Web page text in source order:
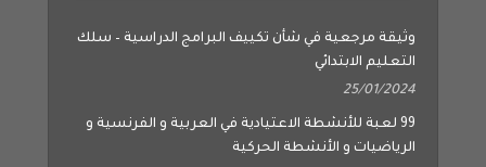
وثيقة مرجعية في شأن تكييف البرامج الدراسية – سلك
التعليم الابتدائي
25/01/2024
99 لعبة للأنشطة الاعتيادية في العربية و الفرنسية و
الرياضيات و الأنشطة الحركية